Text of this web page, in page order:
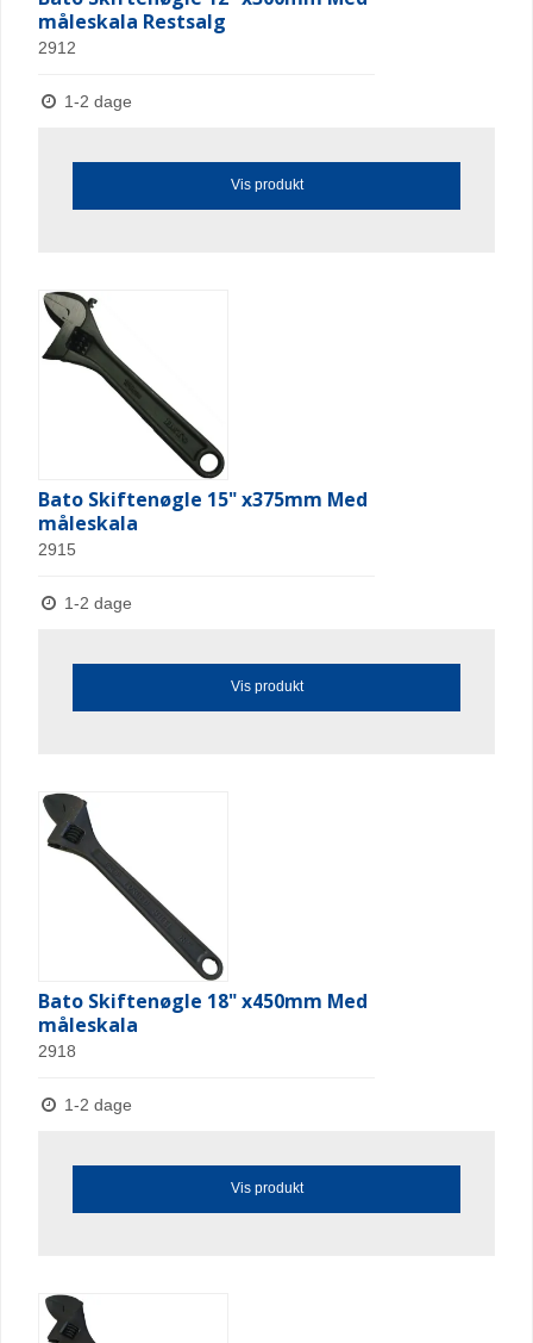
måleskala Restsalg
2912
1-2 dage
Vis produkt
Bato Skiftenøgle 15" x375mm Med
måleskala
2915
1-2 dage
Vis produkt
Bato Skiftenøgle 18" x450mm Med
måleskala
2918
1-2 dage
Vis produkt